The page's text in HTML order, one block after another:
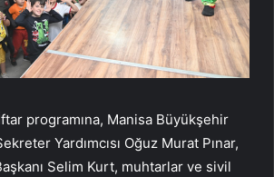
programına, Manisa Büyükşehir
Yardımcısı Oğuz Murat Pınar,
Selim Kurt, muhtarlar ve sivil